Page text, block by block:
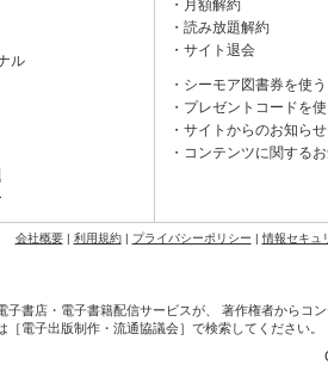
ル
月額解約
読み放題解約
サイト退会
シーモア図書券を使う
プレゼントコードを使
サイトからのお知らせ
コンテンツに関する
会社概要| 利用規約| プライバシーポリシー | 情報セキュ
子書店・電子書籍配信サービスが、 著作権者からコ
［電子出版制作・流通協議会］で検索してください。